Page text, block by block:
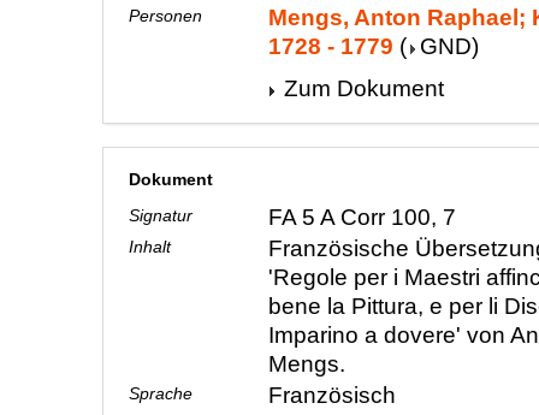
Personen
Mengs, Anton Raphael;
1728 - 1779 ( GND)
Zum Dokument
Dokument
Signatur
FA 5 A Corr 100, 7
Inhalt
Französische
'Regole per i Maestri
bene la Pittura, e per li
Imparino a dovere' von
Mengs.
Sprache
Französisch